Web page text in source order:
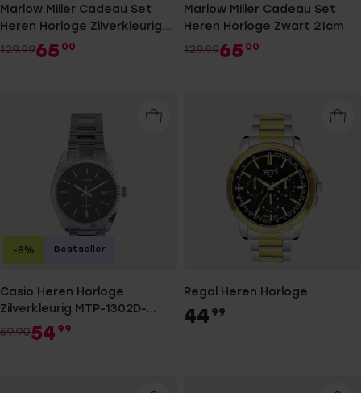
Marlow Miller Cadeau Set
Heren Horloge Zilverkleurig
19cm
129.9965 00
Marlow Miller Cadeau Set
Heren Horloge Zwart 21cm
129.9965 00
Casio Heren Horloge
Zilverkleurig MTP-1302D-
1AVEF
59.9054 99
-8% Bestseller
Regal Heren Horloge
44 99